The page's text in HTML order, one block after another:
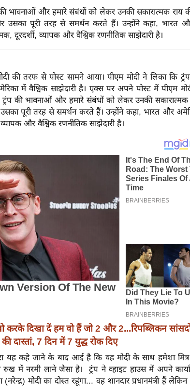
की भावनाओं और हमारे संबंधों को लेकर उनकी सकारात्मक राय
उसका पूरी तरह से समर्थन करते हैं। उन्होंने कहा, भारत
दूरदर्शी, व्यापक और वैश्विक रणनीतिक साझेदारी है।
मोदी की तरफ से पोस्ट सामने आया। पीएम मोदी ने लिका कि
में वैश्विक साझेदारी है। एक्स पर अपने पोस्ट में पीएम
ट्रंप की भावनाओं और हमारे संबंधों को लेकर उनकी सकारात्मक
पूरी तरह से समर्थन करते हैं। उन्होंने कहा, भारत और
और वैश्विक रणनीतिक साझेदारी है।
करके दिखा दें हम वो हैं जो 2 और 2...रिपब्लिकन
दास्तां, 7 दिन में 7 युद्ध रोक दिए
यह कहे जाने के बाद आई है कि वह मोदी के साथ हमेशा
में नरमी लाने जैसा है। ट्रंप ने व्हाइट हाउस में अपने
मोदी का दोस्त रहूंगा... वह शानदार प्रधानमंत्री हैं